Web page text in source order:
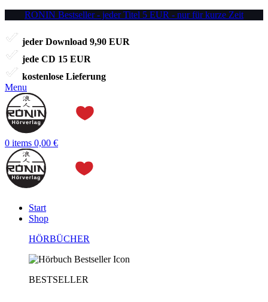
RONIN Bestseller - jeder Titel 5 EUR - nur für kurze Zeit
jeder Download 9,90 EUR
jede CD 15 EUR
kostenlose Lieferung
Menu
0 items 0,00 €
Start
Shop
HÖRBÜCHER
BESTSELLER